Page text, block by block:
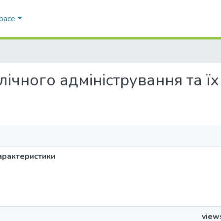
адміністрування та